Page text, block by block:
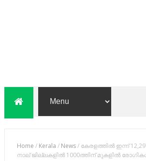
Home / Kerala / News/ കേരളത്തില്‍ ഇന്ന്
നാല് ജില്ലകളില്‍ 1000ത്തിന് മുകളില്‍